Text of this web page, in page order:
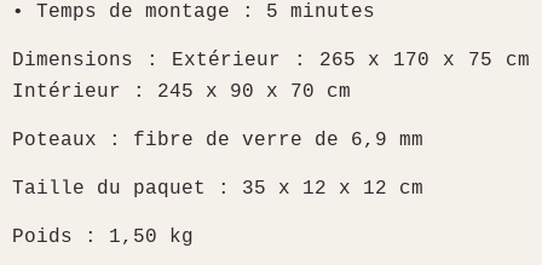
• Temps de montage : 5 minutes
Dimensions : Extérieur : 265 x 170 x 75 cm
Intérieur : 245 x 90 x 70 cm
Poteaux : fibre de verre de 6,9 mm
Taille du paquet : 35 x 12 x 12 cm
Poids : 1,50 kg